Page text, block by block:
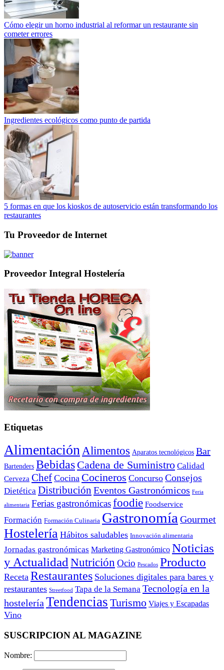
Cómo elegir un horno industrial al reformar un restaurante sin
cometer errores
Ingredientes ecológicos como punto de partida
5 formas en que los kioskos de autoservicio están transformando los
restaurantes
Tu Proveedor de Internet
Proveedor Integral Hostelería
Etiquetas
AlimentaciónAlimentos Aparatos tecnológicos Bar
Bartenders Bebidas Cadena de Suministro Calidad
Cerveza Chef Cocina Cocineros Concurso Consejos
Dietética Distribución Eventos Gastronómicos Feria
alimentaria Ferias gastronómicasfoodie Foodservice
Formación Formación Culinaria GastronomíaGourmet
Hostelería Hábitos saludables Innovación alimentaria
Jornadas gastronómicas Marketing Gastronómico Noticias
y ActualidadNutrición Ocio Pescados Producto
Receta Restaurantes Soluciones digitales para bares y
restaurantes Streetfood Tapa de la Semana Tecnología en la
hosteleríaTendencias Turismo Viajes y Escapadas
Vino
SUSCRIPCION AL MAGAZINE
Nombre: